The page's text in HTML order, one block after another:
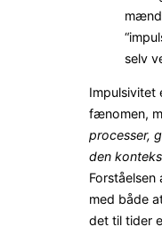
selv
Impulsivitet
fænomen,
processer,
den
med både
det til tider